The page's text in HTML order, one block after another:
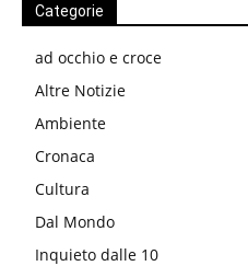
Categorie
ad occhio e croce
Altre Notizie
Ambiente
Cronaca
Cultura
Dal Mondo
Inquieto dalle 10